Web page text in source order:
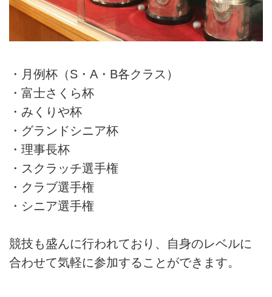
・月例杯（S・A・B各クラス）
・富士さくら杯
・みくりや杯
・グランドシニア杯
・理事長杯
・スクラッチ選手権
・クラブ選手権
・シニア選手権
競技も盛んに行われており、自身のレベルに
合わせて気軽に参加することができます。